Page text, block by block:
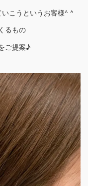
こうというお客様^ ^
るもの
ご提案♪